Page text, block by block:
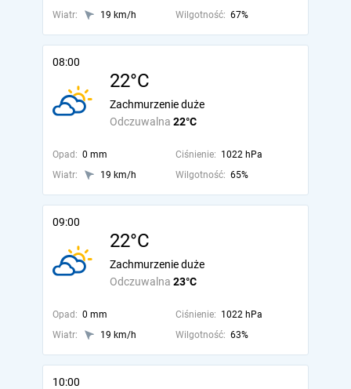
Wiatr: 19 km/h Wilgotność: 67%
08:00
22°C
Odczuwalna 22°C
Zachmurzenie duże
Opad: 0 mm Ciśnienie: 1022 hPa
Wiatr:
19 km/h Wilgotność: 65%
09:00
22°C
Odczuwalna 23°C
Zachmurzenie duże
Opad: 0 mm Ciśnienie: 1022 hPa
Wiatr:
19 km/h Wilgotność: 63%
10:00